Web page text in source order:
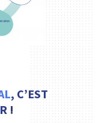
, C’EST
!